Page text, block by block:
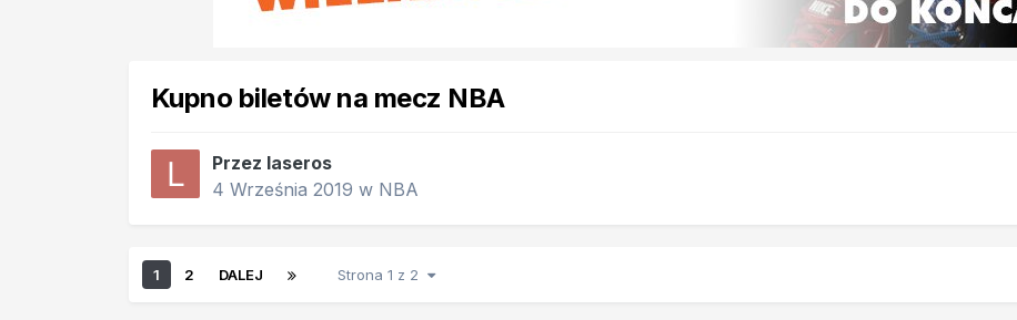
Kupno biletów na mecz NBA
Przez laseros
4 Września 2019 w NBA
1 2 DALEJ Strona 1 z 2